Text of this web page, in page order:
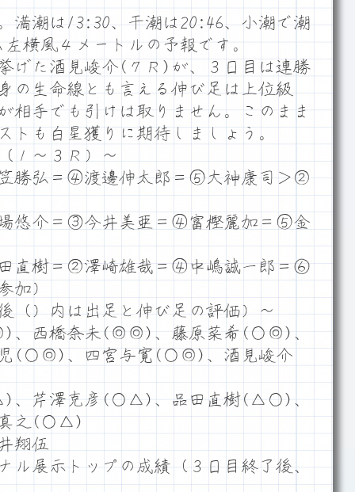
潮は13:30、干潮は20:46、小潮で潮
横風４メートルの予報です。
た酒見峻介(７Ｒ)が、３日目は連勝
の生命線とも言える伸び足は上位級
相手でも引けは取りません。このまま
トも白星獲りに期待しましょう。
１～３Ｒ）～
勝弘＝④渡邊伸太郎＝⑤大神康司＞②
悠介＝③今井美亜＝④富樫麗加＝⑤金
直樹＝②澤崎雄哉＝④中嶋誠一郎＝⑥
加）
（）内は出足と伸び足の評価）～
、西橋奈未(◎◎)、藤原菜希(○◎)、
(○◎)、四宮与寛(○◎)、酒見峻介
、芹澤克彦(○△)、品田直樹(△○)、
之(○△)
翔伍
ル展示トップの成績（３日目終了後、